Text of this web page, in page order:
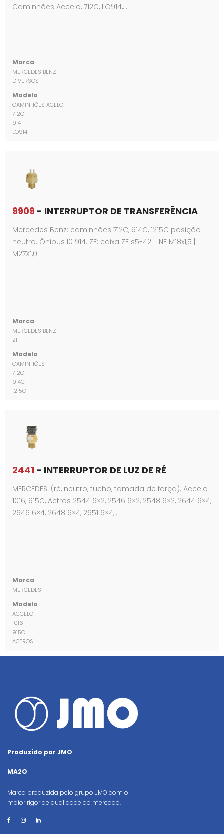
Caminhões Accelo, 712C, LO914,…
Marca
MERCEDES BENZ
DIVERSOS
Modelo
CAMINHÕES ACELO
712C
914
LO914
9909 - INTERRUPTOR DE TRANSFERÊNCIA
Mercedes Benz: caminhões 712C, 914C, 1215C posição
neutro. Ônibus l0 914. ZF: caixa ZF s5-42. NF M18x1,5 |
M27X1,0
Marca
MERCEDES BENZ
ZF
Modelo
CAMINHÕES
712C
914C
1215C
2441 - INTERRUPTOR DE LUZ DE RÉ
MERCEDES: (ré, neutro, tucho, tomada de força). Accelo
1016, 915C, Actros 2544 6×2, 2546 6×2, 2548 6×2, 2644 6×4,
2646 6×4, 2648 6×4, 2651 6×4,…
Marca
MERCEDES
Modelo
ACCELO
1016
915C
ACTROS
Produzido por JMO
MA2O
Marca produzida pelo grupo JMO com o
maior rigor de qualidade do mercado.